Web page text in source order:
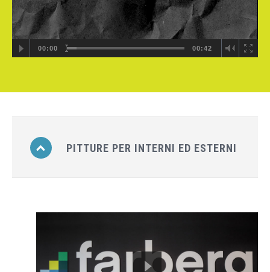
00:00 00:42
PITTURE PER INTERNI ED ESTERNI